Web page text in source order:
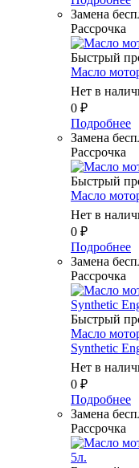
Замена
Рассрочка
Быстрый
Масло
Нет в
0 ₽
Подробнее
Замена
Рассрочка
Быстрый
Масло
Нет в
0 ₽
Подробнее
Замена
Рассрочка
Быстрый
Масло
Synthetic
Нет в
0 ₽
Подробнее
Замена
Рассрочка